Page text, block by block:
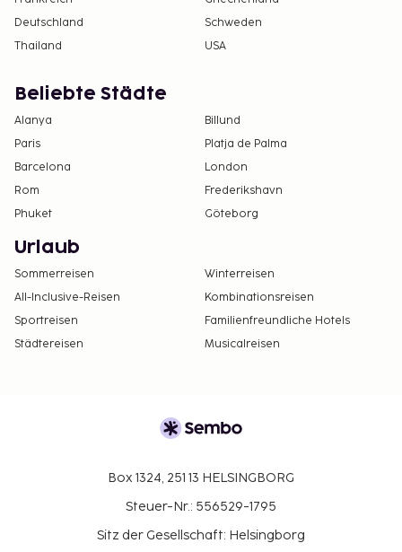
Deutschland
Schweden
Thailand
USA
Beliebte Städte
Alanya
Billund
Paris
Platja de Palma
Barcelona
London
Rom
Frederikshavn
Phuket
Göteborg
Urlaub
Sommerreisen
Winterreisen
All-Inclusive-Reisen
Kombinationsreisen
Sportreisen
Familienfreundliche Hotels
Städtereisen
Musicalreisen
Box 1324, 251 13 HELSINGBORG
Steuer-Nr.: 556529-1795
Sitz der Gesellschaft: Helsingborg